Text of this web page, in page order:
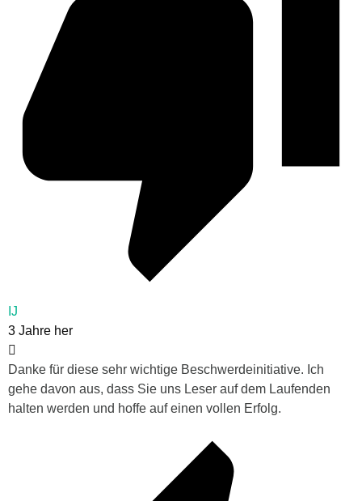
IJ
3 Jahre her
Danke für diese sehr wichtige Beschwerdeinitiative. Ich
gehe davon aus, dass Sie uns Leser auf dem Laufenden
halten werden und hoffe auf einen vollen Erfolg.